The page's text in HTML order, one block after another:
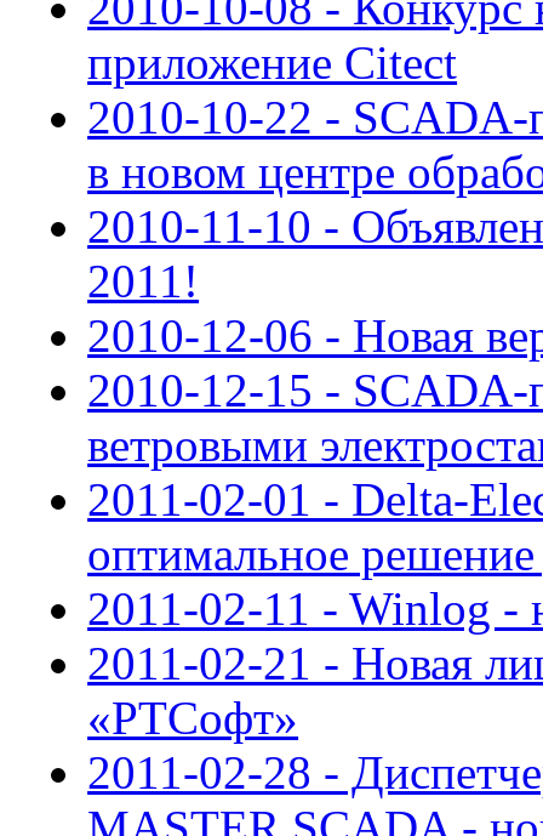
приложение Citect
2010-10-22 - SCADA-
в новом центре
2010-11-10 -
2011!
2010-12-06 - Новая
2010-12-15 - SCADA-
ветровыми
2011-02-01 - Delta-
оптимальное
2011-02-11 - Winlog -
2011-02-21 - Новая
«РТСофт»
2011-02-28 -